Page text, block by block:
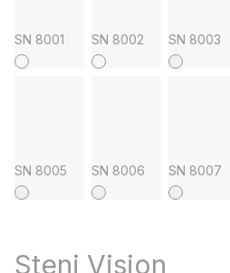
SN 8001 SN 8002 SN 8003
SN 8005 SN 8006 SN 8007
Steni Vision